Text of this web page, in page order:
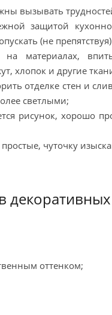
вызывать
защитой
(не
на материалах,
хлопок и другие
отделке стен и
светлыми;
рисунок, хорошо
чуточку
оттенком;